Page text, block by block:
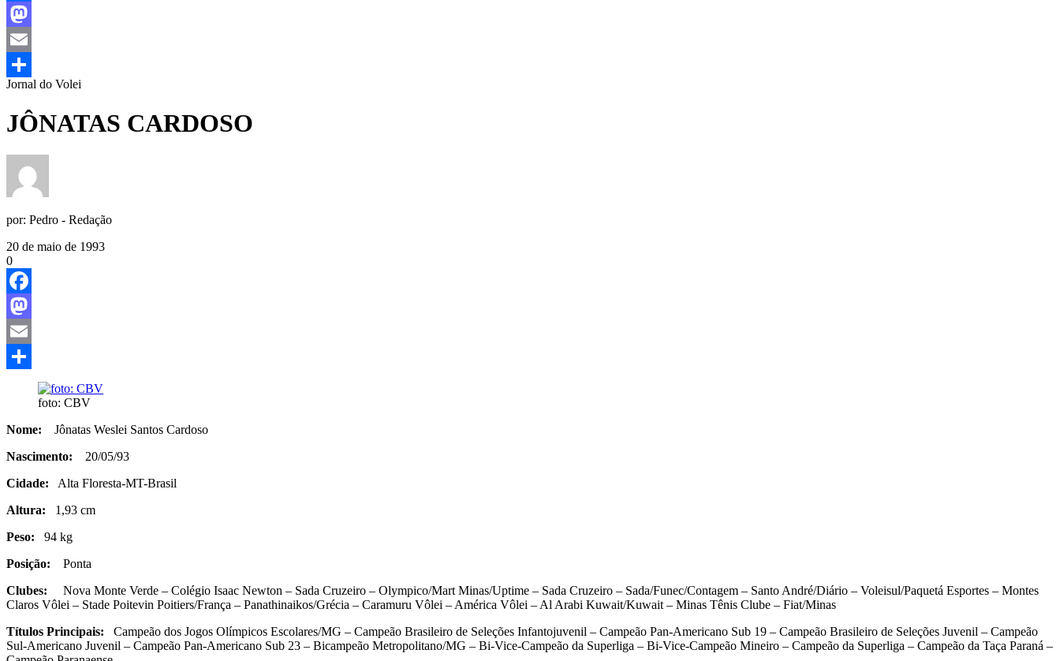
Facebook
Mastodon
Email
Share
Jornal do Volei
JÔNATAS CARDOSO
por: Pedro - Redação
20 de maio de 1993
0
Facebook
Mastodon
Email
foto: CBV
Nome: Jônatas Weslei Santos Cardoso
Nascimento: 20/05/93
Cidade: Alta Floresta-MT-Brasil
Altura: 1,93 cm
Peso: 94 kg
Posição: Ponta
Clubes: Nova Monte Verde – Colégio Isaac Newton – Sada Cruzeiro – Olympico/Mart Minas/Uptime – Sada Cruzeiro – Sada/Funec/Contagem – Santo André/Diário – Voleisul/Paquetá Esportes – Montes
Claros Vôlei – Stade Poitevin Poitiers/França – Panathinaikos/Grécia – Caramuru Vôlei – América Vôlei – Al Arabi Kuwait/Kuwait – Minas Tênis Clube – Fiat/Minas
Títulos Principais:
Campeão dos Jogos Olímpicos Escolares/MG – Campeão Brasileiro de Seleções Infantojuvenil – Campeão Pan-Americano Sub 19 – Campeão Brasileiro de Seleções Juvenil – Campeão
Sul-Americano Juvenil – Campeão Pan-Americano Sub 23 – Bicampeão Metropolitano/MG – Bi-Vice-Campeão da Superliga – Bi-Vice-Campeão Mineiro – Campeão da Superliga – Campeão da Taça Paraná –